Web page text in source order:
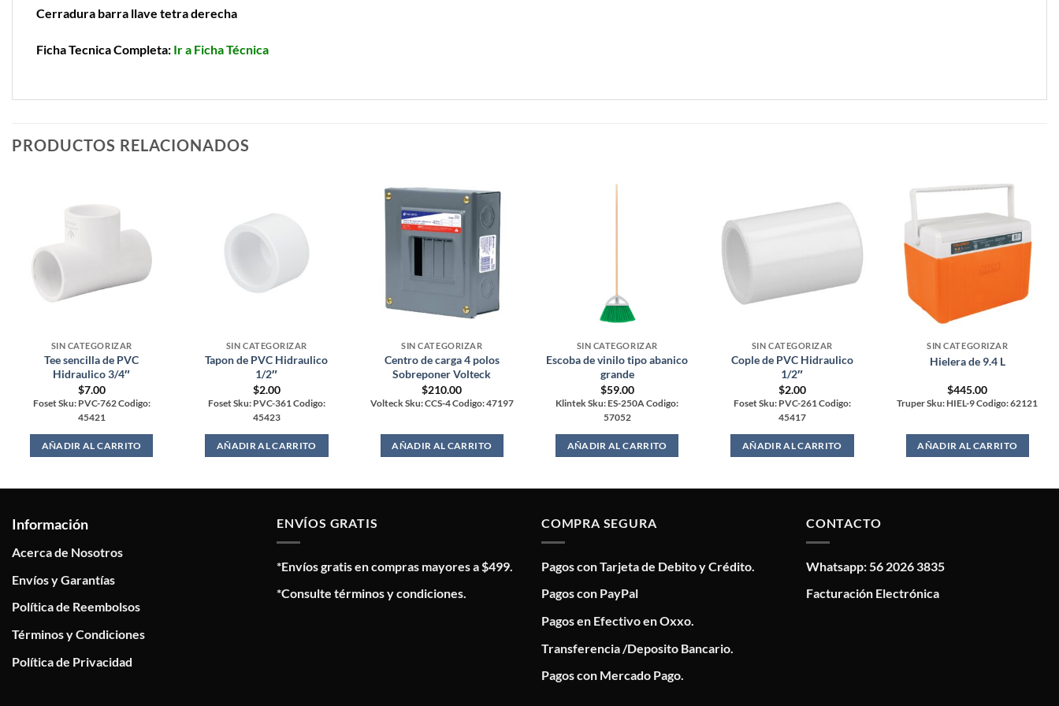
Cerradura barra llave tetra derecha
Ficha Tecnica Completa: Ir a Ficha Técnica
PRODUCTOS RELACIONADOS
SIN CATEGORIZAR
Tee sencilla de PVC
Hidraulico 3/4″
$7.00
Foset Sku: PVC-762 Codigo:
45421
AÑADIR AL CARRITO
SIN CATEGORIZAR
Tapon de PVC Hidraulico
1/2″
$2.00
Foset Sku: PVC-361 Codigo:
45423
AÑADIR AL CARRITO
SIN CATEGORIZAR
Centro de carga 4 polos
Sobreponer Volteck
$210.00
Volteck Sku: CCS-4 Codigo: 47197
AÑADIR AL CARRITO
SIN CATEGORIZAR
Escoba de vinilo tipo abanico
grande
$59.00
Klintek Sku: ES-250A Codigo:
57052
AÑADIR AL CARRITO
SIN CATEGORIZAR
Cople de PVC Hidraulico
1/2″
$2.00
Foset Sku: PVC-261 Codigo:
45417
AÑADIR AL CARRITO
SIN CATEGORIZAR
Hielera de 9.4 L
$445.00
Truper Sku: HIEL-9 Codigo: 62121
AÑADIR AL CARRITO
Información
Acerca de Nosotros
Envíos y Garantías
Política de Reembolsos
Términos y Condiciones
Política de Privacidad
ENVÍOS GRATIS
*Envíos gratis en compras mayores a $499.
*Consulte términos y condiciones.
COMPRA SEGURA
Pagos con Tarjeta de Debito y Crédito.
Pagos con PayPal
Pagos en Efectivo en Oxxo.
Transferencia /Deposito Bancario.
Pagos con Mercado Pago.
CONTACTO
Whatsapp: 56 2026 3835
Facturación Electrónica